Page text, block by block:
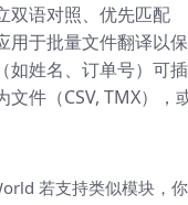
双语对照、优先匹配
用于批量文件翻译以
如姓名、订单号）可
文件（CSV, TMX），
若支持类似模块，